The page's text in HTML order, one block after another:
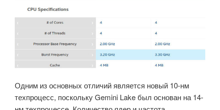
Одним из основных отличий является новый 10-нм
техпроцесс, поскольку Gemini Lake был основан на 14-